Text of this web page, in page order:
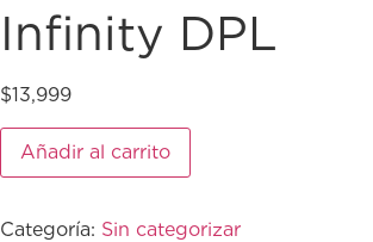
Infinity DPL
$13,999
Añadir al carrito
Categoría: Sin categorizar